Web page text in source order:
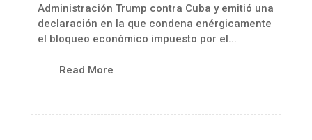
Administración Trump contra Cuba y emitió una
declaración en la que condena enérgicamente
el bloqueo económico impuesto por el...
Read More